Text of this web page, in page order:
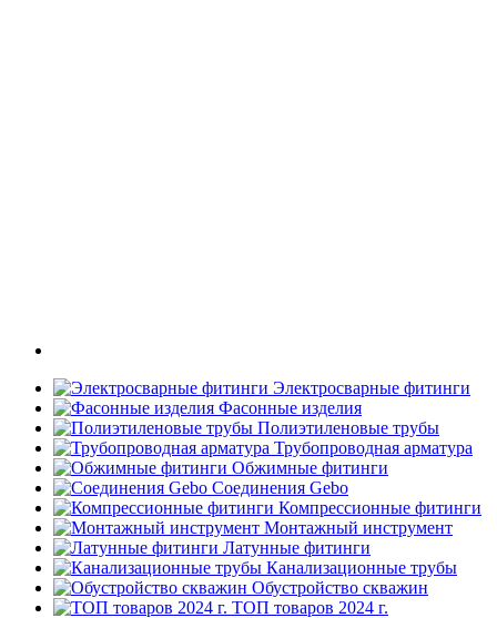
Электросварные фитинги
Фасонные изделия
Полиэтиленовые трубы
Трубопроводная арматура
Обжимные фитинги
Соединения Gebo
Компрессионные фитинги
Монтажный инструмент
Латунные фитинги
Канализационные трубы
Обустройство скважин
ТОП товаров 2024 г.